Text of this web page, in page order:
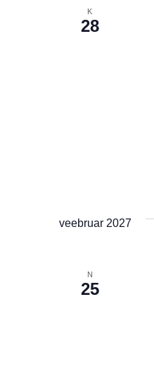
K
28
veebruar 2027
N
25